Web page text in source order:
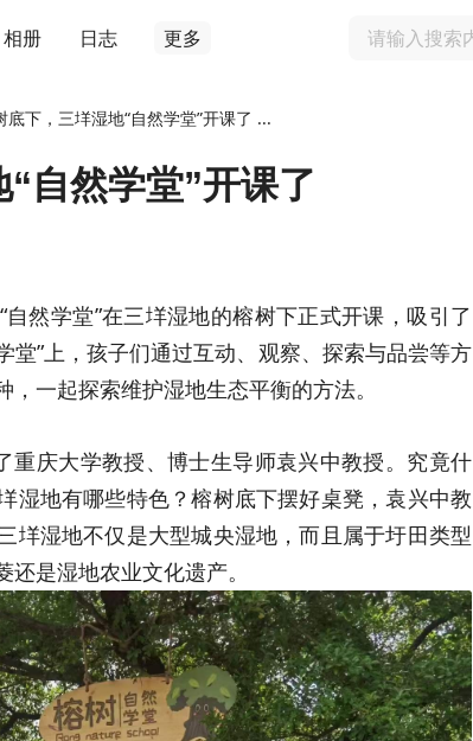
相册 日志 更多
底下，三垟湿地“自然学堂”开课了 ...
自然学堂”开课了
然学堂”在三垟湿地的榕树下正式开课，吸引了
堂”上，孩子们通过互动、观察、探索与品尝等方
一起探索维护湿地生态平衡的方法。
重庆大学教授、博士生导师袁兴中教授。究竟什
湿地有哪些特色？榕树底下摆好桌凳，袁兴中教
垟湿地不仅是大型城央湿地，而且属于圩田类型
是湿地农业文化遗产。